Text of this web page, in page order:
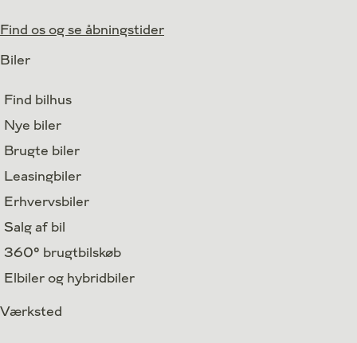
Find os og se åbningstider
Biler
Find bilhus
Nye biler
Brugte biler
Leasingbiler
Erhvervsbiler
Salg af bil
360° brugtbilskøb
Elbiler og hybridbiler
Værksted